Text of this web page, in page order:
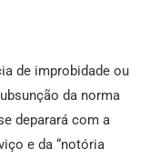
de improbidade ou
da norma
deparará com a
e da “notória